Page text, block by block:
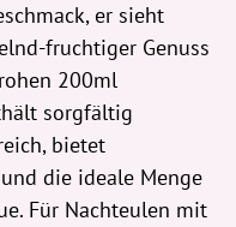
er sieht
fruchtiger Genuss
200ml
sorgfältig
bietet
die ideale Menge
Für Nachteulen mit